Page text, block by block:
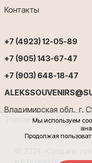
Мы используем
Продолжая
Контакты
+7 (4923) 12-05-89
+7 (905) 143-67-47
+7 (903) 648-18-47
Владимирская обл., г.
Торговые ряды
© 2024 «Суздаль